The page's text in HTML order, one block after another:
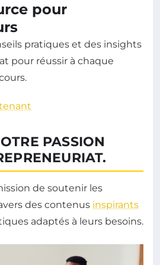
pour
pratiques et des insights
pour réussir à chaque
PASSION
de soutenir les
des contenus inspirants
adaptés à leurs besoins.